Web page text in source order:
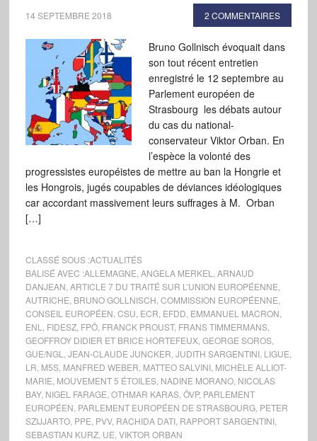
14 SEPTEMBRE 2018 2 COMMENTAIRES
Bruno Gollnisch évoquait dans
son tout récent entretien
enregistré le 12 septembre au
Parlement européen de
Strasbourg les débats autour
du cas du national-
conservateur Viktor Orban. En
l’espèce la volonté des
progressistes européistes de mettre au ban la Hongrie et
les Hongrois, jugés coupables de déviances idéologiques
car accordant massivement leurs suffrages à M. Orban
[…]
CLASSÉ SOUS :ACTUALITÉS
BALISÉ AVEC :ALLEMAGNE ANGELA MERKEL
ARNAUD
DANJEAN ARTICLE 7 DU TRAITÉ SUR L’UNION EUROPÉENNE
AUTRICHE BRUNO GOLLNISCH COMMISSION EUROPÉENNE
CONSEIL EUROPÉEN CSU ECR EFDD EMMANUEL MACRON
ENL
FIDESZ, FPÖ, FRANCK PROUST, FRANS TIMMERMANS,
GEOFFROY DIDIER ET BRICE HORTEFEUX, GEORGE SOROS,
GUE/NGL
JEAN-CLAUDE JUNCKER JUDITH SARGENTINI, LIGUE
LR M5S, MANFRED WEBER MATTEO SALVINI, MICHÈLE ALLIOT-
MARIE MOUVEMENT 5 ÉTOILES, NADINE MORANO, NICOLAS
BAY, NIGEL FARAGE OTHMAR KARAS, ÖVP, PARLEMENT
EUROPÉEN PARLEMENT EUROPÉEN DE STRASBOURG, PETER
SZIJJARTO, PPE PVV, RACHIDA DATI, RAPPORT SARGENTINI,
SEBASTIAN KURZ, UE VIKTOR ORBAN